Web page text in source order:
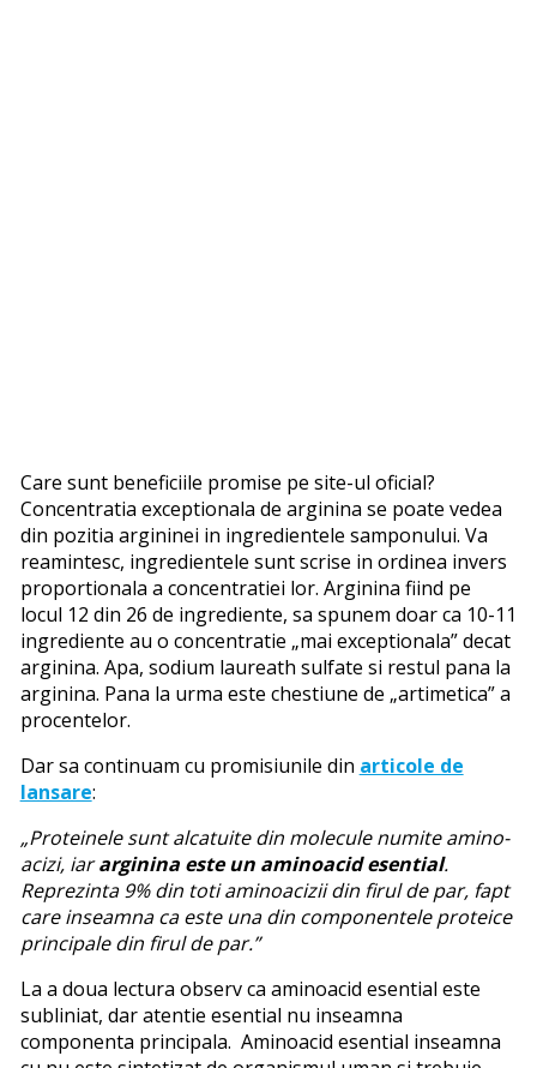
Care sunt beneficiile promise pe site-ul oficial?
Concentratia exceptionala de arginina se poate vedea
din pozitia argininei in ingredientele samponului. Va
reamintesc, ingredientele sunt scrise in ordinea invers
proportionala a concentratiei lor. Arginina fiind pe
locul 12 din 26 de ingrediente, sa spunem doar ca 10-11
ingrediente au o concentratie „mai exceptionala” decat
arginina. Apa, sodium laureath sulfate si restul pana la
arginina. Pana la urma este chestiune de „artimetica” a
procentelor.
Dar sa continuam cu promisiunile din articole de
lansare:
„Proteinele sunt alcatuite din molecule numite amino-
acizi, iararginina este un aminoacid esential.
Reprezinta 9% din toti aminoacizii din firul de par, fapt
care inseamna ca este una din componentele proteice
principale din firul de par.”
La a doua lectura observ ca aminoacid esential este
subliniat, dar atentie esential nu inseamna
componenta principala. Aminoacid esential inseamna